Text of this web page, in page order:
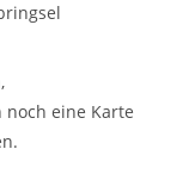
noch eine Karte